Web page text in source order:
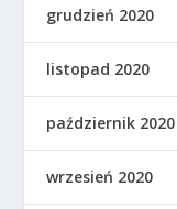
grudzień 2020
listopad 2020
październik 2020
wrzesień 2020